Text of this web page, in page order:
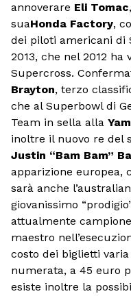
annoverare Eli Tomac
suaHonda Factory,
dei piloti americani di
2013, che nel 2012 ha
Supercross.
Brayton, terzo
che al Superbowl di
Team in sella alla
inoltre il nuovo re del
Justin “Bam Bam”
apparizione europea,
sarà anche
giovanissimo
attualmente
maestro
costo dei biglietti
numerata, a 45 euro
esiste inoltre la